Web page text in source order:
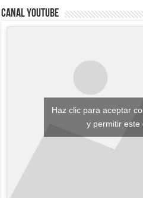
Canal YouTube
Haz clic para aceptar
y permitir este